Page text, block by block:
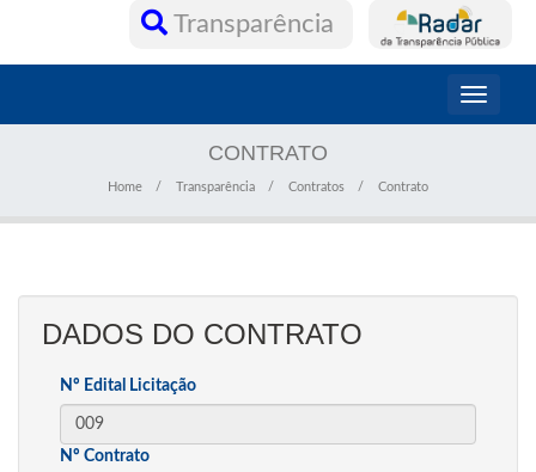
Transparência
Toggle
CONTRATO
Home Transparência Contratos Contrato
DADOS DO CONTRATO
Nº Edital Licitação
Nº Contrato